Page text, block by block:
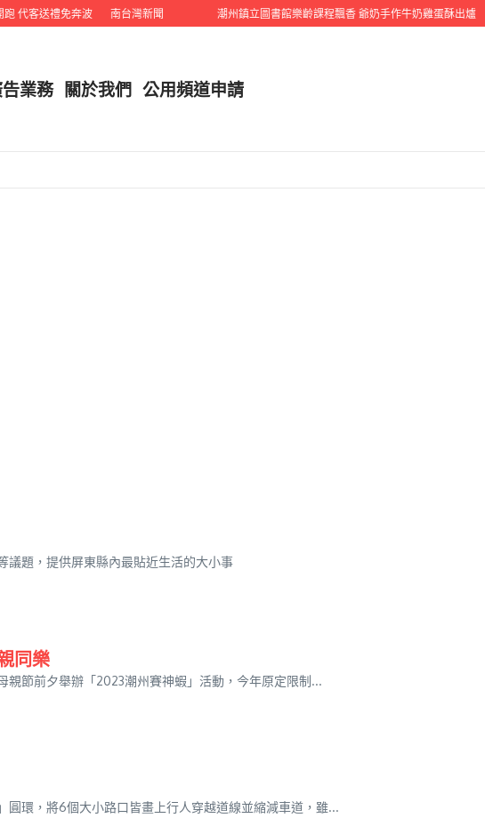
代客送禮免奔波 南台灣新聞 潮州鎮立圖書館樂齡課程飄香 爺奶手作牛奶雞蛋酥出爐
業務 關於我們 公用頻道申請
議題，提供屏東縣內最貼近生活的大小事
同樂
節前夕舉辦「2023潮州賽神蝦」活動，今年原定限制...
環，將6個大小路口皆畫上行人穿越道線並縮減車道，雖...